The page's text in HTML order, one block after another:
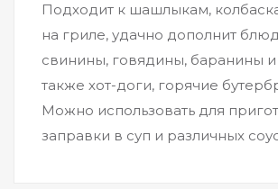
Подходит к шашлыкам,
на гриле, удачно дополнит
свинины, говядины, баранины и
также хот-доги, горячие
Можно использовать для
заправки в суп и различных